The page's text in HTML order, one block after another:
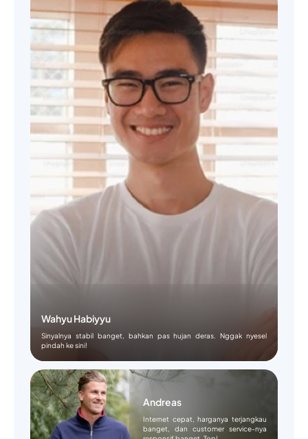
Wahyu Habiyyu
Sinyalnya stabil banget, bahkan pas hujan deras. Nggak nyesel
pindah ke sini!
Andreas
Internet cepat, harganya terjangkau
banget, dan customer service-nya